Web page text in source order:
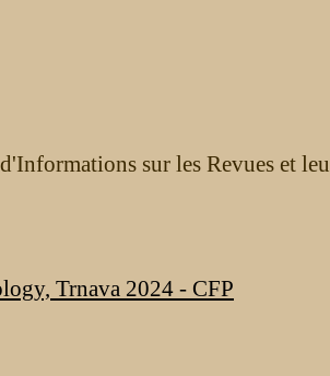
sur les Revues et
Trnava 2024 - CFP